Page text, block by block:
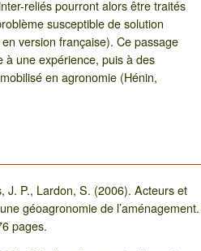
reliés pourront alors être traités
susceptible de solution
version française). Ce passage
à une expérience, puis à des
en agronomie (Hénin,
J. P., Lardon, S. (2006). Acteurs et
géoagronomie de l’aménagement.
pages.